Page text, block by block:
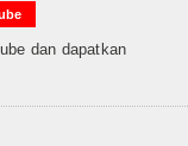
dan dapatkan